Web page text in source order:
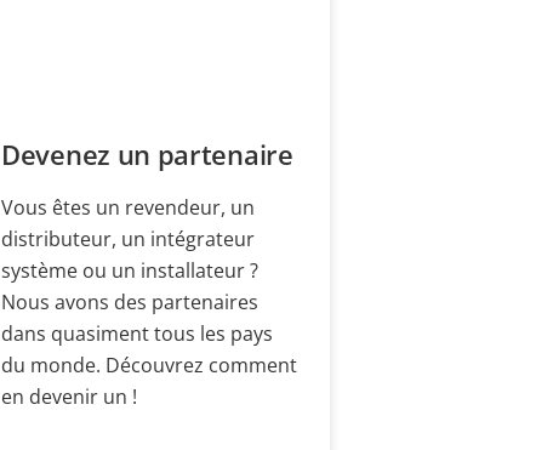
Devenez un partenaire
Vous êtes un revendeur, un
distributeur, un intégrateur
système ou un installateur ?
Nous avons des partenaires
dans quasiment tous les pays
du monde. Découvrez comment
en devenir un !